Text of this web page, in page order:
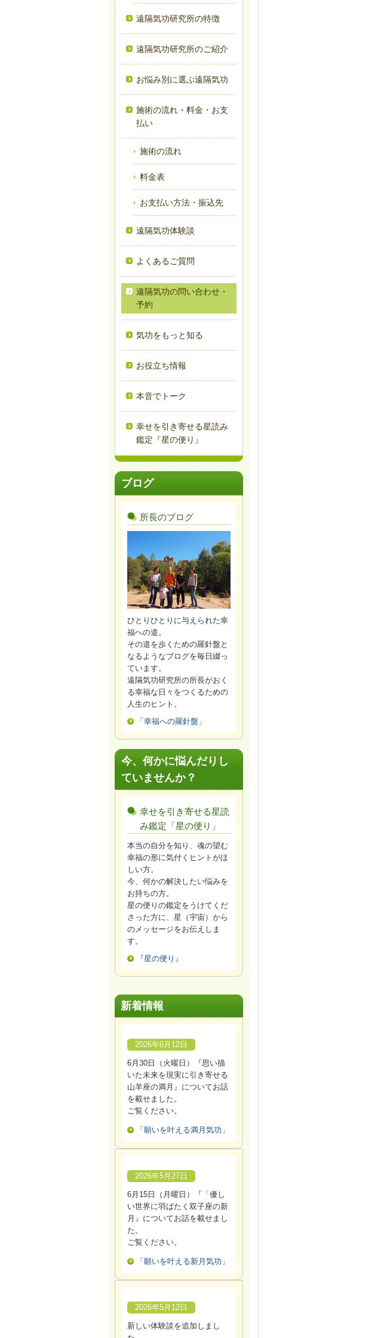
遠隔気功研究所の特徴
遠隔気功研究所のご紹介
お悩み別に選ぶ遠隔気功
施術の流れ・料金・お支
払い
施術の流れ
料金表
お支払い方法・振込先
遠隔気功体験談
よくあるご質問
遠隔気功の問い合わせ・
予約
気功をもっと知る
お役立ち情報
本音でトーク
幸せを引き寄せる星読み
鑑定『星の便り』
ブログ
所長のブログ
ひとりひとりに与えられた幸
福への道。
その道を歩くための羅針盤と
なるようなブログを毎日綴っ
ています。
遠隔気功研究所の所長がおく
る幸福な日々をつくるための
人生のヒント。
「幸福への羅針盤」
今、何かに悩んだりし
ていませんか？
幸せを引き寄せる星読
み鑑定「星の便り」
本当の自分を知り、魂の望む
幸福の形に気付くヒントがほ
しい方。
今、何かの解決したい悩みを
お持ちの方。
星の便りの鑑定をうけてくだ
さった方に、星（宇宙）から
のメッセージをお伝えしま
す。
『星の便り』
新着情報
2026年6月12日
6月30日（火曜日）『思い描
いた未来を現実に引き寄せる
山羊座の満月』についてお話
を載せました。
ご覧ください。
「願いを叶える満月気功」
2026年5月27日
6月15日（月曜日）『「優し
い世界に羽ばたく双子座の新
月』についてお話を載せまし
た。
ご覧ください。
「願いを叶える新月気功」
2026年5月12日
新しい体験談を追加しまし